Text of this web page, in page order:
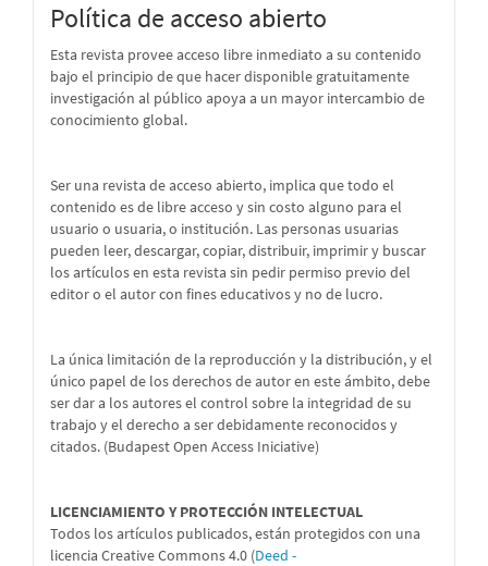
Política de acceso abierto
Esta revista provee acceso libre inmediato a su contenido
bajo el principio de que hacer disponible gratuitamente
investigación al público apoya a un mayor intercambio de
conocimiento global.
Ser una revista de acceso abierto, implica que todo el
contenido es de libre acceso y sin costo alguno para el
usuario o usuaria, o institución. Las personas usuarias
pueden leer, descargar, copiar, distribuir, imprimir y buscar
los artículos en esta revista sin pedir permiso previo del
editor o el autor con fines educativos y no de lucro.
La única limitación de la reproducción y la distribución, y el
único papel de los derechos de autor en este ámbito, debe
ser dar a los autores el control sobre la integridad de su
trabajo y el derecho a ser debidamente reconocidos y
citados. (Budapest Open Access Iniciative)
LICENCIAMIENTO Y PROTECCIÓN INTELECTUAL
Todos los artículos publicados, están protegidos con una
licencia Creative Commons 4.0 (Deed -